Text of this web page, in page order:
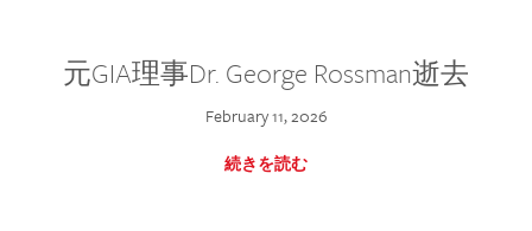
元GIA理事Dr. George Rossman逝去
February 11, 2026
続きを読む